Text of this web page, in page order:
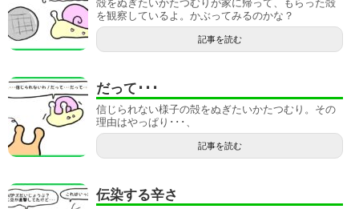
殻をぬぎたいかたつむりが家に帰って、もらった殻
を観察しているよ。かぶってみるのかな？
記事を読む
だって･･･
信じられない様子の殻をぬぎたいかたつむり。その
理由はやっぱり･･･、
記事を読む
伝染する辛さ